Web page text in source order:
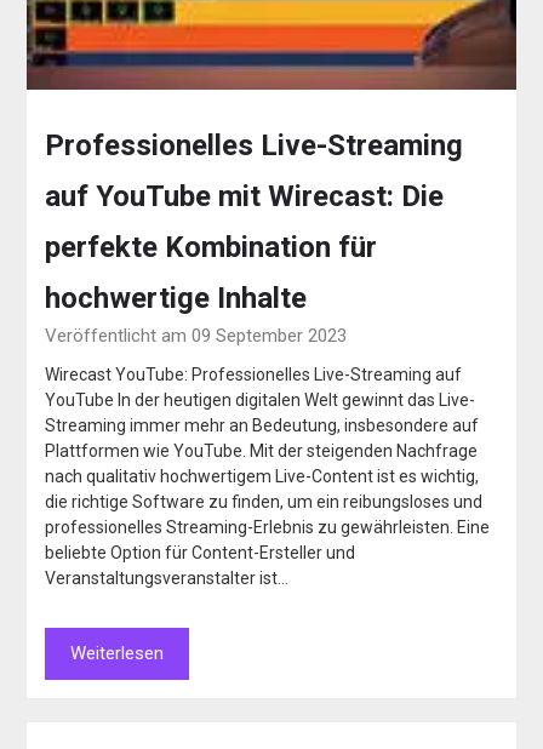
Professionelles Live-Streaming
auf YouTube mit Wirecast: Die
perfekte Kombination für
hochwertige Inhalte
Veröffentlicht am 09 September 2023
Wirecast YouTube: Professionelles Live-Streaming auf
YouTube In der heutigen digitalen Welt gewinnt das Live-
Streaming immer mehr an Bedeutung, insbesondere auf
Plattformen wie YouTube. Mit der steigenden Nachfrage
nach qualitativ hochwertigem Live-Content ist es wichtig,
die richtige Software zu finden, um ein reibungsloses und
professionelles Streaming-Erlebnis zu gewährleisten. Eine
beliebte Option für Content-Ersteller und
Veranstaltungsveranstalter ist…
Weiterlesen